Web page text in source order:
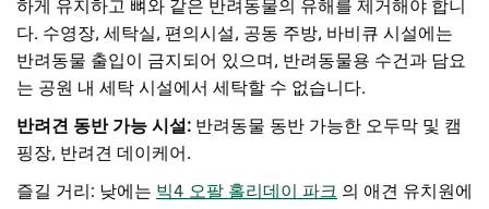
하게 유지하고 뼈와 같은 반려동물의 유해를 제거해야 합니
다. 수영장, 세탁실, 편의시설, 공동 주방, 바비큐 시설에는
반려동물 출입이 금지되어 있으며, 반려동물용 수건과 담요
는 공원 내 세탁 시설에서 세탁할 수 없습니다.
반려견 동반 가능 시설: 반려동물 동반 가능한 오두막 및 캠
핑장, 반려견 데이케어.
즐길 거리: 낮에는 빅4 오팔 홀리데이 파크 의 애견 유치원에